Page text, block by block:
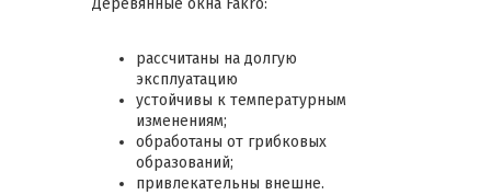
Деревянные окна Fakro:
рассчитаны на долгую
эксплуатацию
устойчивы к температурным
изменениям;
обработаны от грибковых
образований;
привлекательны внешне.